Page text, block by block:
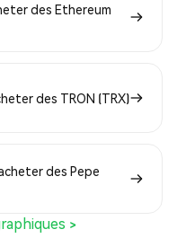
des Ethereum
des TRON (TRX)
des Pepe
>